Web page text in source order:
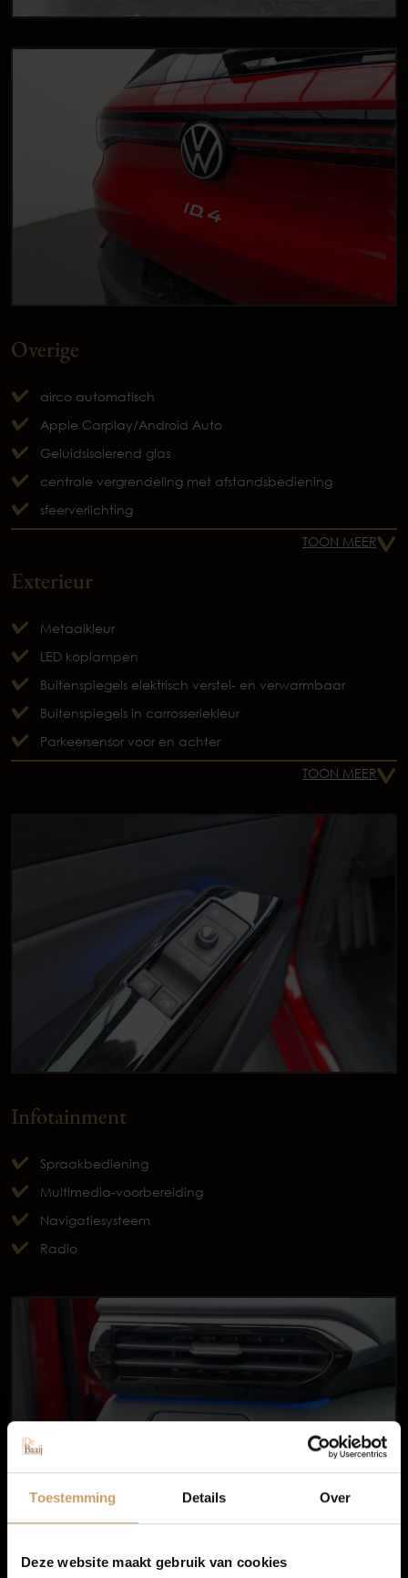
Toestemming Details Over
Deze website maakt gebruik van cookies
Overige
airco automatisch
Apple Carplay/Android Auto
Geluidsisolerend glas
centrale vergrendeling met afstandsbediening
sfeerverlichting
TOON MEER
Exterieur
Metaalkleur
LED koplampen
Buitenspiegels elektrisch verstel- en verwarmbaar
Buitenspiegels in carrosseriekleur
Parkeersensor voor en achter
TOON MEER
Infotainment
Spraakbediening
Multimedia-voorbereiding
Navigatiesysteem
Radio
Occasions
Autolease
Financiering